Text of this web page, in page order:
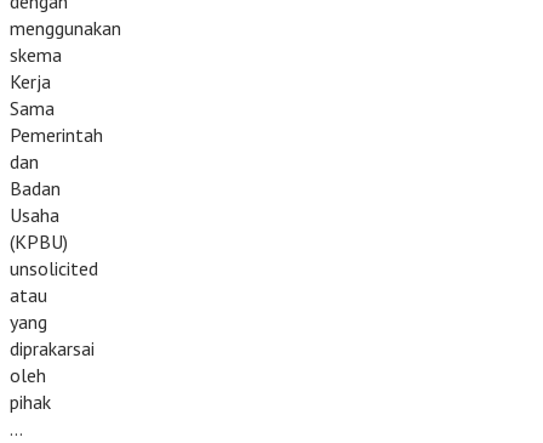
menggunakan
skema
Kerja
Sama
Pemerintah
dan
Badan
Usaha
(KPBU)
unsolicited
atau
yang
diprakarsai
oleh
pihak
…